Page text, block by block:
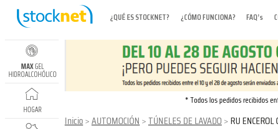
¿QUÉ ES STOCKNET? ¿CÓMO FUNCIONA? FAQ’s
MAXGEL
HIDROALCOHÓLICO
HOGAR
* Todos los pedidos recibidos
Inicio AUTOMOCIÓN TÚNELES DE LAVADO RU ENCEROL